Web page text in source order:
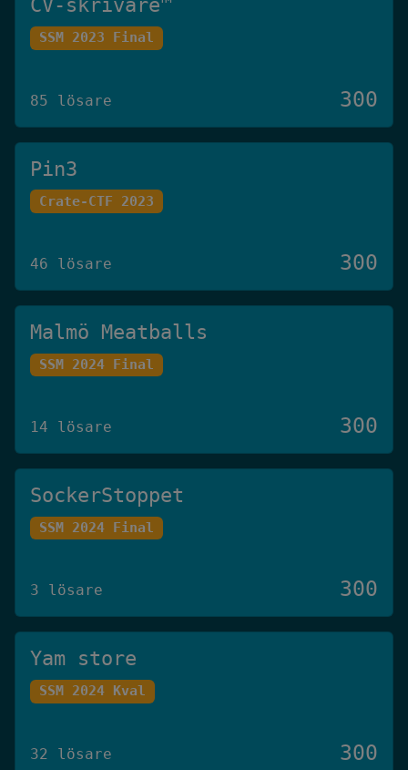
CV-skrivare™️
SSM 2023 Final
85 lösare 300
Pin3
Crate-CTF 2023
46 lösare 300
Malmö Meatballs
SSM 2024 Final
14 lösare 300
SockerStoppet
SSM 2024 Final
3 lösare 300
Yam store
SSM 2024 Kval
32 lösare 300